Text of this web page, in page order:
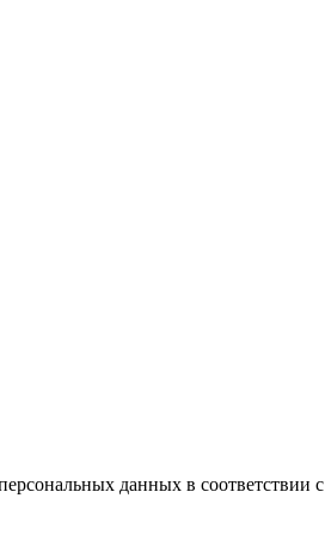
данных в соответствии с